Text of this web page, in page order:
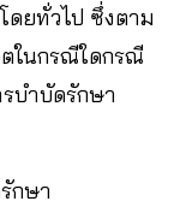
ดยทั่วไป ซึ่งตาม
ในกรณีใดกรณี
บำบัดรักษา
กษา